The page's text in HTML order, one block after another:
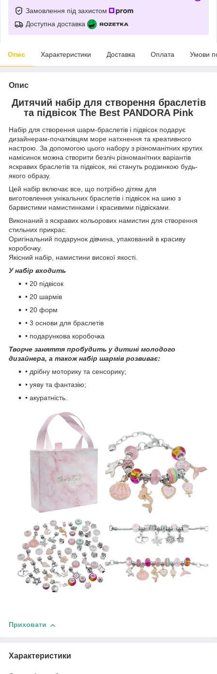
Замовлення під захистом
Доступна доставка
Опис Характеристики Доставка Оплата Умови
Опис
Дитячий набір для створення браслетів
та підвісок The Best PANDORA Pink
Набір для створення шарм-браслетів і підвісок подарує
дизайнерам-початківцям море натхнення та креативного
настрою. За допомогою цього набору з різноманітних крутих
намісинок можна створити безліч різноманітних варіантів
яскравих браслетів та підвісок, які стануть родзинкою будь-
якого образу.
Цей набір включає все, що потрібно дітям для
виготовлення унікальних браслетів і підвісок на шию з
барвистими намистинками і красивими підвісками.
Виконаний з яскравих кольорових намистин для створення
стильних прикрас.
Оригінальний подарунок дівчина, упакований в красиву
коробочку.
Якісний набір, намистини високої якості.
У набір входить
• 20 підвісок
• 20 шармів
• 20 форм
• 3 основи для браслетів
• подарункова коробочка
Творче заняття пробудить у дитині молодого
дизайнера, а також набір шармів розвиває:
• дрібну моторику та сенсорику;
• уяву та фантазію;
• акуратність.
Приховати
Характеристики